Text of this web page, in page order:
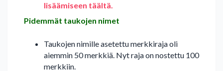
lisäämiseen täältä.
Pidemmät taukojen nimet
Taukojen nimille asetettu merkkiraja oli
aiemmin 50 merkkiä. Nyt raja on nostettu 100
merkkiin.